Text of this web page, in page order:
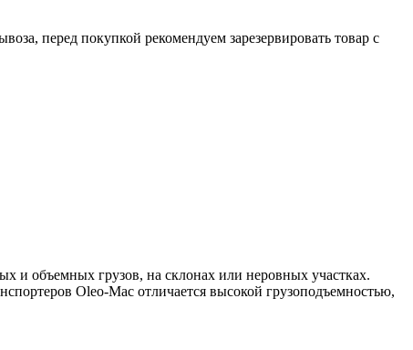
перед покупкой рекомендуем зарезервировать товар с
и объемных грузов, на склонах или неровных участках.
Oleo-Mac отличается высокой грузоподъемностью,